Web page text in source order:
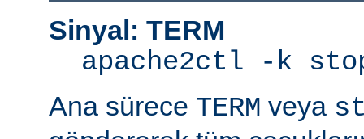
Sinyal: TERM
apache2ctl -k
Ana sürece TERM veya